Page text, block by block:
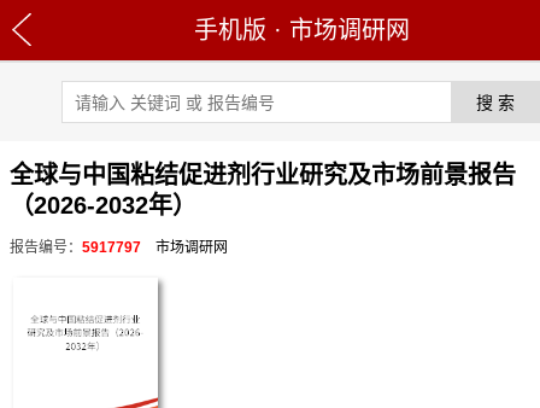
手机版 · 市场调研网
全球与中国粘结促进剂行业研究及市场前景报告
（2026-2032年）
报告编号： 5917797 市场调研网